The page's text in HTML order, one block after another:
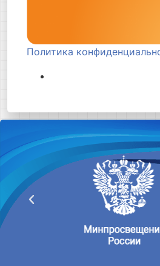
Политика